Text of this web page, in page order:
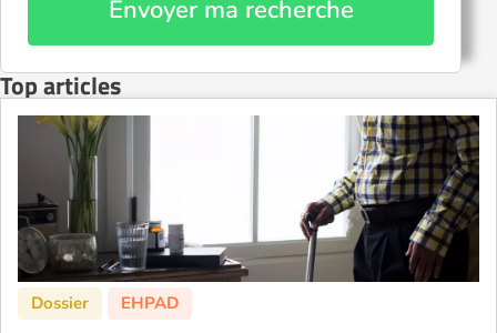
Envoyer ma recherche
Top articles